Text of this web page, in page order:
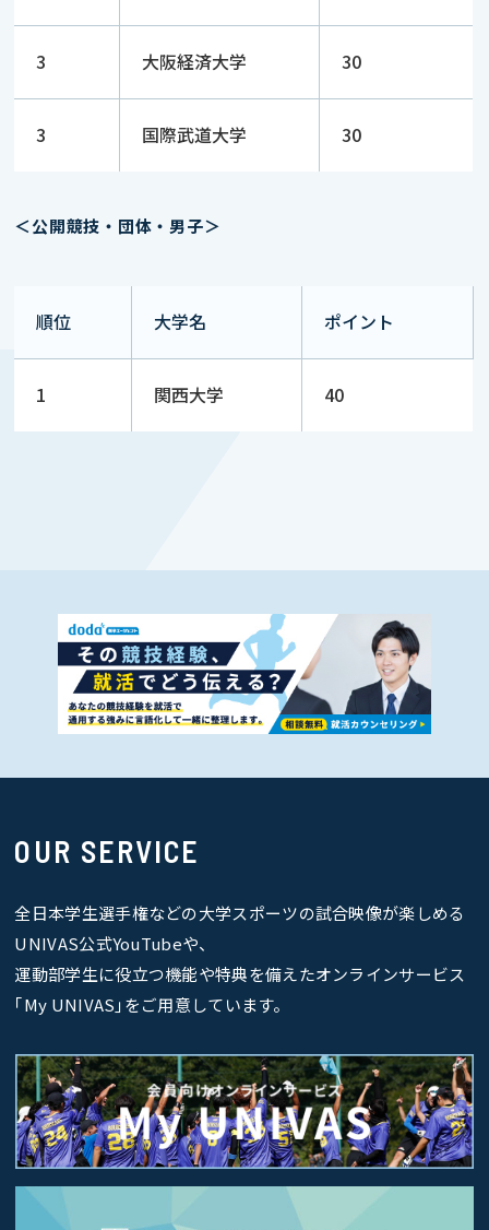
3 大阪経済大学 30
3 国際武道大学 30
＜公開競技・団体・男子＞
順位 大学名 ポイント
1 関西大学 40
OUR SERVICE
全日本学生選手権などの大学スポーツの試合映像が楽しめる
UNIVAS公式YouTubeや、
運動部学生に役立つ機能や特典を備えたオンラインサービス
｢My UNIVAS｣をご用意しています。